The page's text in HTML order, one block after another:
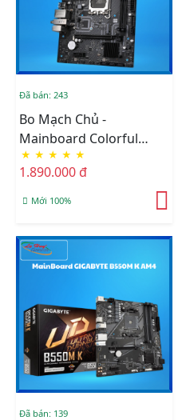
Đã bán: 243
Bo Mạch Chủ -
Mainboard Colorful
BATTLE AX H610M P WIFI
D5 V20
★ ★ ★ ★ ★
1.890.000 đ
Mới 100%
Đã bán: 139